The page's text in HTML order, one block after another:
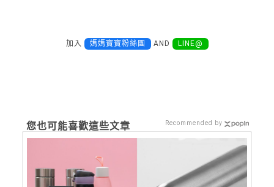
加入 媽媽寶寶粉絲團 AND LINE@
您也可能喜歡這些文章 Recommended by